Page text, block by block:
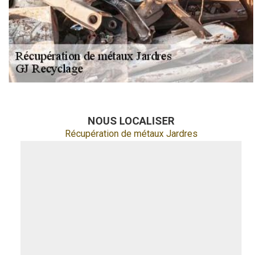
NOUS LOCALISER
Récupération de métaux Jardres